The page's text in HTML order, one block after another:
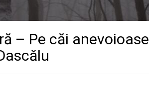
– Pe căi anevoioase